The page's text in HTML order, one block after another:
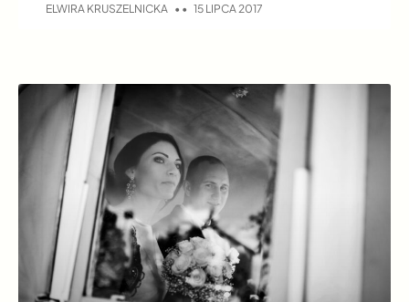
ELWIRA KRUSZELNICKA 15 LIPCA 2017